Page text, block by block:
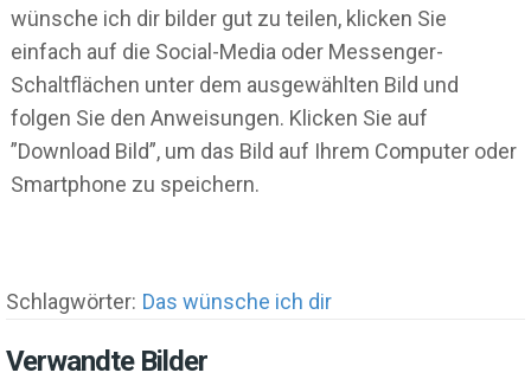
wünsche ich dir bilder gut zu teilen, klicken Sie
einfach auf die Social-Media oder Messenger-
Schaltflächen unter dem ausgewählten Bild und
folgen Sie den Anweisungen. Klicken Sie auf
”Download Bild”, um das Bild auf Ihrem Computer oder
Smartphone zu speichern.
Schlagwörter: Das wünsche ich dir
Verwandte Bilder